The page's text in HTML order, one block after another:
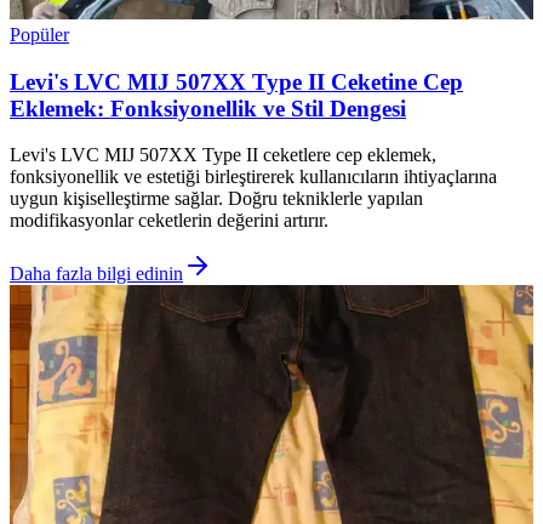
Popüler
Levi's LVC MIJ 507XX Type II Ceketine Cep
Eklemek: Fonksiyonellik ve Stil Dengesi
Levi's LVC MIJ 507XX Type II ceketlere cep eklemek,
fonksiyonellik ve estetiği birleştirerek kullanıcıların ihtiyaçlarına
uygun kişiselleştirme sağlar. Doğru tekniklerle yapılan
modifikasyonlar ceketlerin değerini artırır.
Daha fazla bilgi edinin